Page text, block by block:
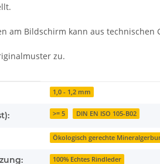
am Bildschirm kann aus technischen
zu.
1,0 - 1,2 mm
>= 5 DIN EN ISO 105-B02
Ökologisch gerechte
100% Echtes Rindleder